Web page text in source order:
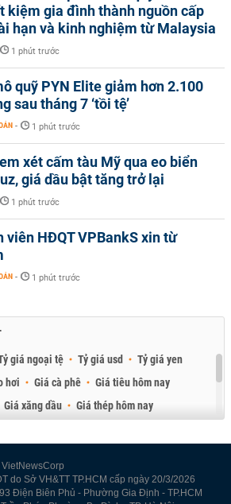
kiệm gia đình thành nguồn cấp
hạn và kinh nghiệm từ Malaysia
1 phút trước
quỹ PYN Elite giảm hơn 2.100
sau tháng 7 ‘tồi tệ’
- 1 phút trước
xét cấm tàu Mỹ qua eo biển
giá dầu bật tăng trở lại
1 phút trước
viên HĐQT VPBankS xin từ
- 1 phút trước
giá ngoại tệ Tỷ giá usd
Tỷ giá yen
hơi Giá cà phê
Giá tiêu hôm nay
Giá xăng dầu
Giá thép hôm nay
do Sở VH&TT TP.HCM cấp ngày 20/3/2026
Điện Biên Phủ - Phường Gia Định - TP.HCM